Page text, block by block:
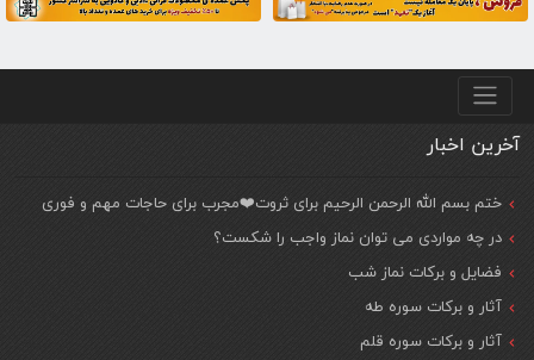
منو پایین
آخرین اخبار
ختم بسم الله الرحمن الرحیم برای ثروت❤️مجرب برای حاجات مهم و فوری
در چه مواردی می توان نماز واجب را شکست؟
فضایل و برکات نماز شب
آثار و برکات سوره طه
آثار و برکات سوره قلم